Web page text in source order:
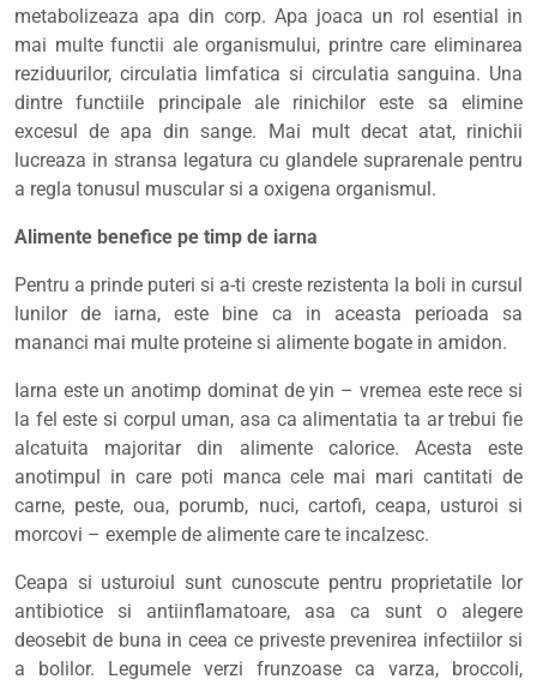
metabolizeaza apa din corp. Apa joaca un rol esential in
mai multe functii ale organismului, printre care eliminarea
reziduurilor, circulatia limfatica si circulatia sanguina. Una
dintre functiile principale ale rinichilor este sa elimine
excesul de apa din sange. Mai mult decat atat, rinichii
lucreaza in stransa legatura cu glandele suprarenale pentru
a regla tonusul muscular si a oxigena organismul.
Alimente benefice pe timp de iarna
Pentru a prinde puteri si a-ti creste rezistenta la boli in cursul
lunilor de iarna, este bine ca in aceasta perioada sa
mananci mai multe proteine si alimente bogate in amidon.
Iarna este un anotimp dominat de yin – vremea este rece si
la fel este si corpul uman, asa ca alimentatia ta ar trebui fie
alcatuita majoritar din alimente calorice. Acesta este
anotimpul in care poti manca cele mai mari cantitati de
carne, peste, oua, porumb, nuci, cartofi, ceapa, usturoi si
morcovi – exemple de alimente care te incalzesc.
Ceapa si usturoiul sunt cunoscute pentru proprietatile lor
antibiotice si antiinflamatoare, asa ca sunt o alegere
deosebit de buna in ceea ce priveste prevenirea infectiilor si
a bolilor. Legumele verzi frunzoase ca varza, broccoli,